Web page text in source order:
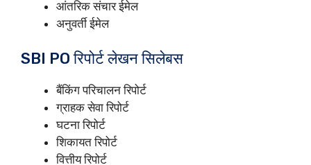
आंतरिक संचार ईमेल
अनुवर्ती ईमेल
SBI PO रिपोर्ट लेखन सिलेबस
बैंकिंग परिचालन रिपोर्ट
ग्राहक सेवा रिपोर्ट
घटना रिपोर्ट
शिकायत रिपोर्ट
वित्तीय रिपोर्ट